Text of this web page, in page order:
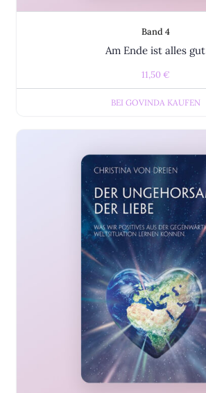
Band 4
Am Ende ist alles gut
11,50€
BEI GOVINDA KAUFEN